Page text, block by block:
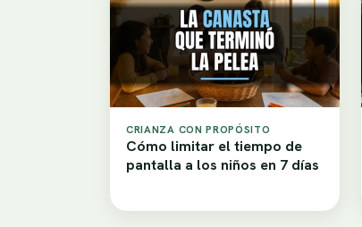
CRIANZA CON PROPÓSITO
Cómo limitar el tiempo de
pantalla a los niños en 7 días